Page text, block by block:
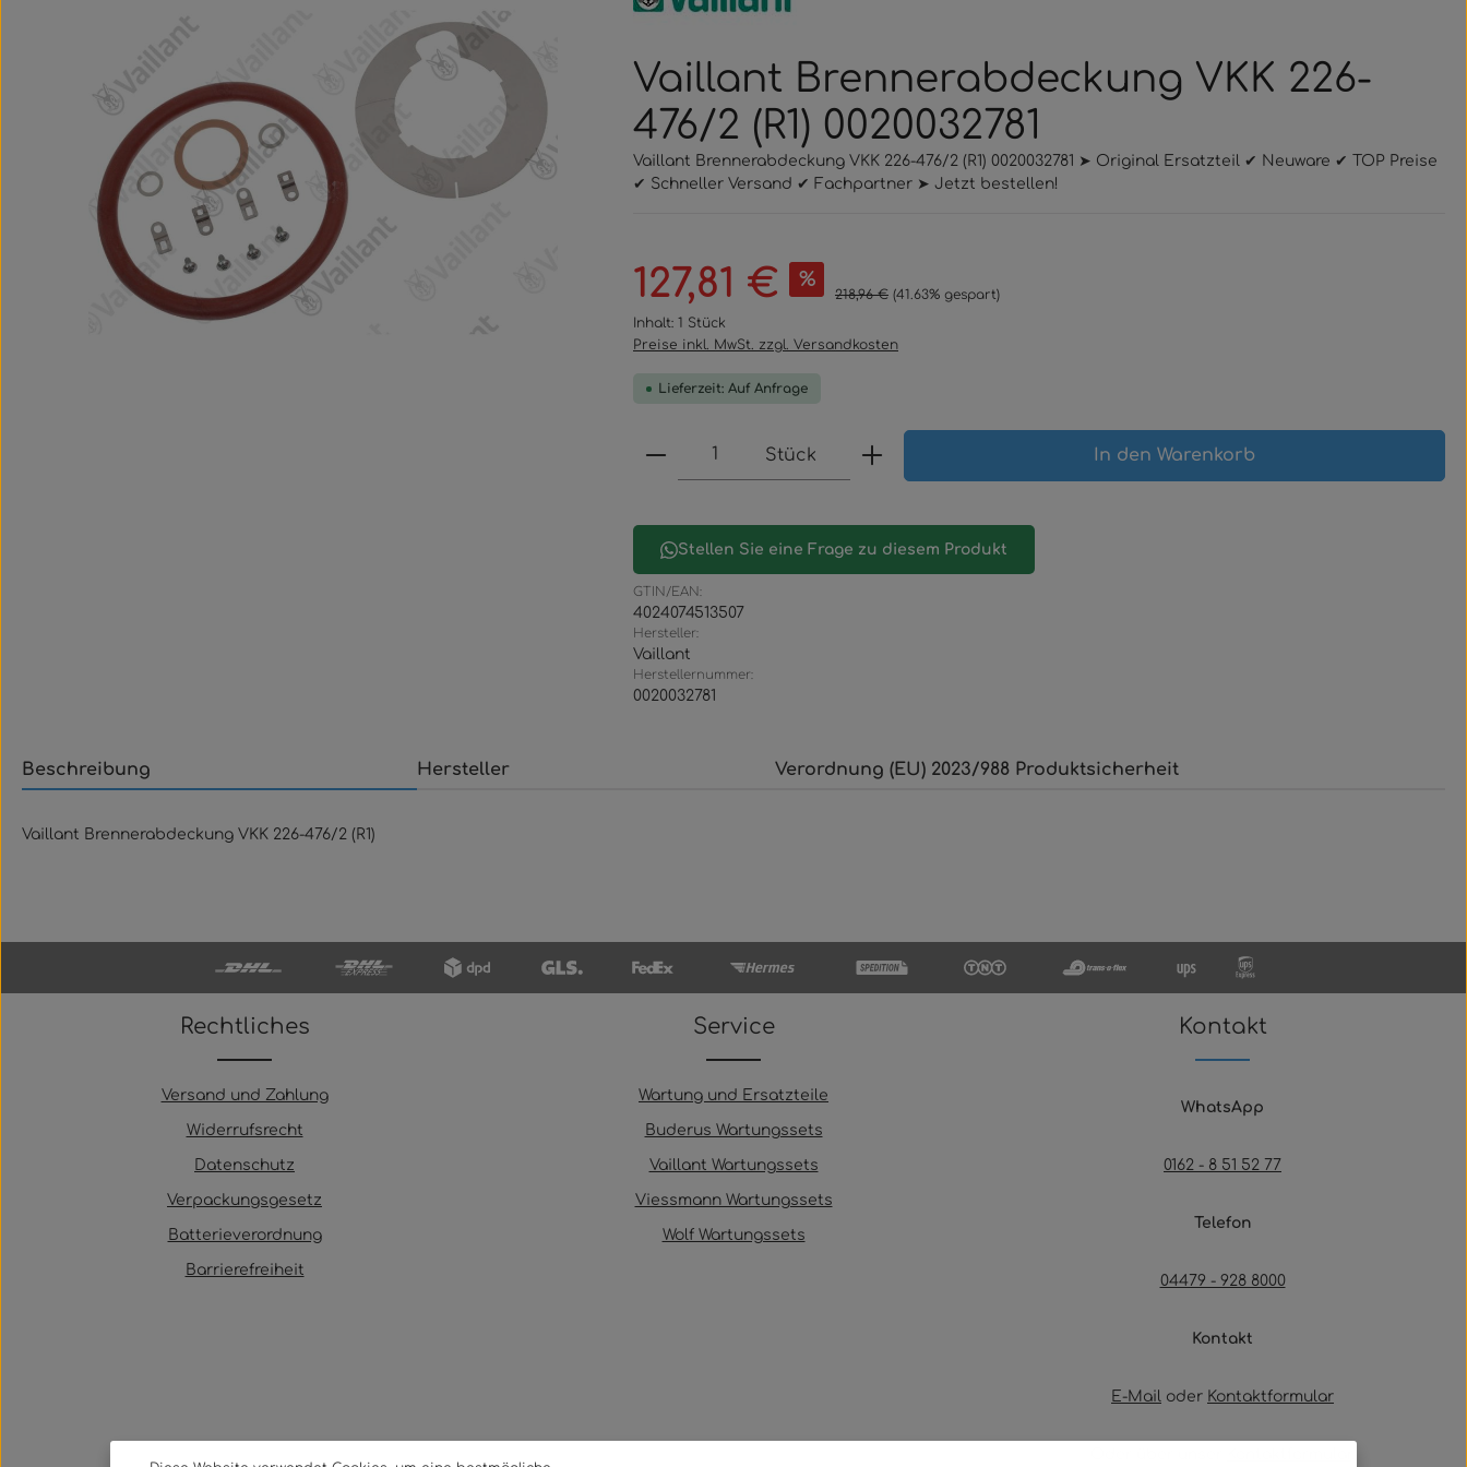
Vaillant Brennerabdeckung VKK 226-
476/2 (R1) 0020032781
Vaillant Brennerabdeckung VKK 226-476/2 (R1) 0020032781 ➤ Original Ersatzteil ✔ Neuware ✔ TOP Preise
✔ Schneller Versand ✔ Fachpartner ➤ Jetzt bestellen!
Verkaufspreis:
127,81 € %
Regulärer Preis:
218,96 € (41.63% gespart)
Inhalt: 1 Stück
Preise inkl. MwSt. zzgl. Versandkosten
Lieferzeit: Auf Anfrage
Produkt Anzahl: Gib den gewünschten Wert ein oder
Stück In den Warenkorb
Stellen Sie eine Frage zu diesem Produkt
GTIN/EAN:
4024074513507
Hersteller:
Vaillant
Herstellernummer:
0020032781
Beschreibung Hersteller Verordnung (EU) 2023/988 Produktsicherheit
Vaillant Brennerabdeckung VKK 226-476/2 (R1)
Rechtliches
Versand und Zahlung
Widerrufsrecht
Datenschutz
Verpackungsgesetz
Batterieverordnung
Barrierefreiheit
Service
Wartung und Ersatzteile
Buderus Wartungssets
Vaillant Wartungssets
Viessmann Wartungssets
Wolf Wartungssets
Kontakt
WhatsApp
0162 - 8 51 52 77
Telefon
04479 - 928 8000
Kontakt
E-Mail oder Kontaktformular